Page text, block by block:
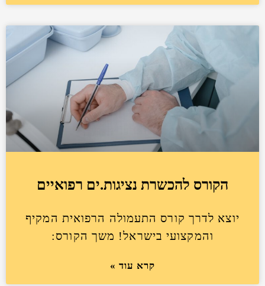
הקורס להכשרת נציגות.ים רפואיים
יוצא לדרך קורס התעמולה הרפואית המקיף
והמקצועי בישראל! משך הקורס:
קרא עוד »